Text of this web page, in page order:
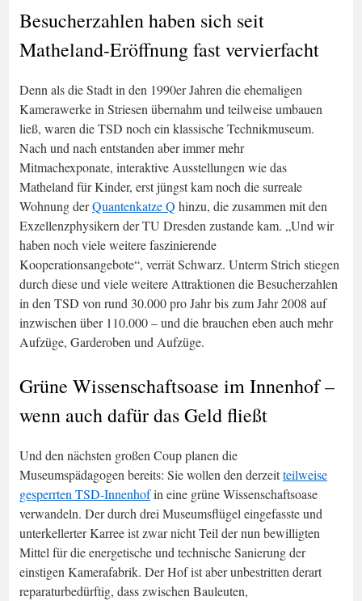
Besucherzahlen haben sich seit
Matheland-Eröffnung fast vervierfacht
Denn als die Stadt in den 1990er Jahren die ehemaligen
Kamerawerke in Striesen übernahm und teilweise umbauen
ließ, waren die TSD noch ein klassische Technikmuseum.
Nach und nach entstanden aber immer mehr
Mitmachexponate, interaktive Ausstellungen wie das
Matheland für Kinder, erst jüngst kam noch die surreale
Wohnung derQuantenkatze Q hinzu, die zusammen mit den
Exzellenzphysikern der TU Dresden zustande kam. „Und wir
haben noch viele weitere faszinierende
Kooperationsangebote“, verrät Schwarz. Unterm Strich stiegen
durch diese und viele weitere Attraktionen die Besucherzahlen
in den TSD von rund 30.000 pro Jahr bis zum Jahr 2008 auf
inzwischen über 110.000 – und die brauchen eben auch mehr
Aufzüge, Garderoben und Aufzüge.
Grüne Wissenschaftsoase im Innenhof –
wenn auch dafür das Geld fließt
Und den nächsten großen Coup planen die
Museumspädagogen bereits: Sie wollen den derzeitteilweise
gesperrten TSD-Innenhofin eine grüne Wissenschaftsoase
verwandeln. Der durch drei Museumsflügel eingefasste und
unterkellerter Karree ist zwar nicht Teil der nun bewilligten
Mittel für die energetische und technische Sanierung der
einstigen Kamerafabrik. Der Hof ist aber unbestritten derart
reparaturbedürftig, dass zwischen Bauleuten,